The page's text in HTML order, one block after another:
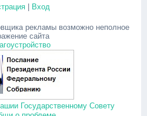
| Вход
рекламы возможно неполное
сайта